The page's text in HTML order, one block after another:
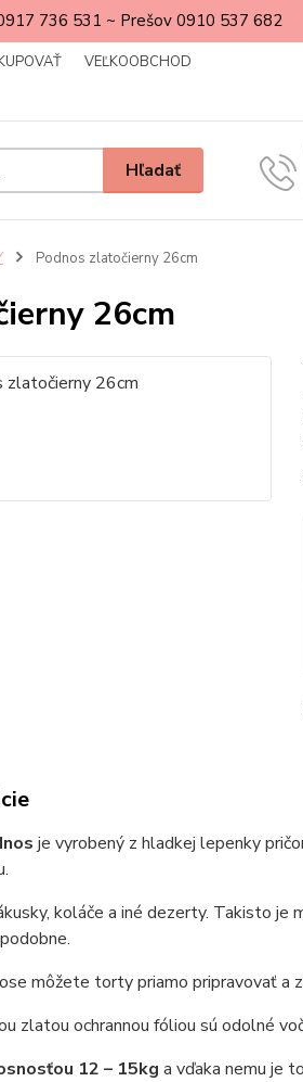
736 531 ~ Prešov 0910 537 682
VEĽKOOBCHOD
Hľadať
Podnos zlatočierny 26cm
26cm
je vyrobený z hladkej lepenky
koláče a iné dezerty. Takisto je
môžete torty priamo pripravovať a
zlatou ochrannou fóliou sú odolné
12 – 15kg a vďaka nemu je